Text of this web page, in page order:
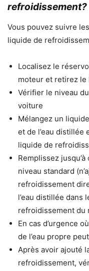
refroidissement?
Vous pouvez suivre
liquide de
Localisez le
moteur et retirez le
Vérifier le niveau
voiture
Mélangez un
et de l’eau
liquide de
Remplissez
niveau standard
refroidissement
l’eau distillée dans
refroidissement du
En cas d’urgence
de l’eau propre
Après avoir ajouté
refroidissement,